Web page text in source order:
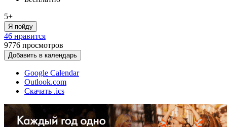
5+
Я пойду
46 нравится
9776 просмотров
Добавить в календарь
Google Calendar
Outlook.com
Скачать .ics